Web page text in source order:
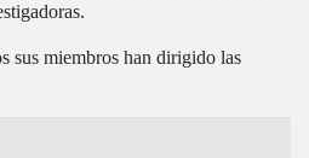
sus miembros han dirigido las